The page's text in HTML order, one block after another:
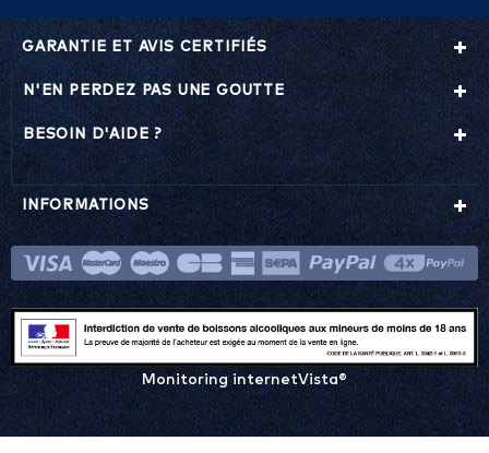
GARANTIE ET AVIS CERTIFIÉS
N'EN PERDEZ PAS UNE GOUTTE
BESOIN D'AIDE ?
INFORMATIONS
Monitoring internetVista®